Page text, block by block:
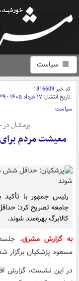
سیاست
کد خبر1816609
تاریخ انتشار: ۱۷ خرداد ۱۴۰۵ - ۱۴:۳۹
سیاست
پزشکیان
معیشت مردم
رئیس جمهور با
جامعه تصریح کرد:
کالابرگ بهره‌مند شوند.
به گزارش مشرق،
مسعود پزشکیان برگزار
در این نشست، گزارش